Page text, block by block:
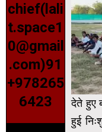
chief(lali
t.space1
0@gmail
.com)91
+978265
6423
देते हुए
हुई